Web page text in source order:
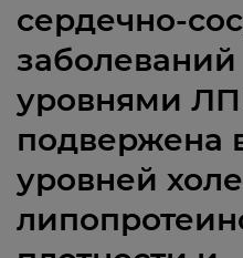
сердечно-
уровнями
подвержена
уровней